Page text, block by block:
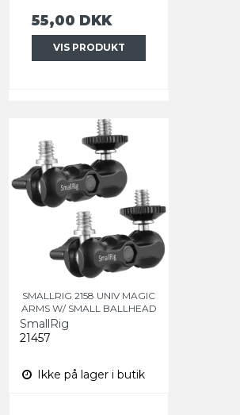
55,00 DKK
VIS PRODUKT
SMALLRIG 2158 UNIV MAGIC
ARMS W/ SMALL BALLHEAD
SmallRig
21457
Ikke på lager i butik